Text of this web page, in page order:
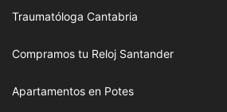
Traumatóloga Cantabria
Compramos tu Reloj Santander
Apartamentos en Potes